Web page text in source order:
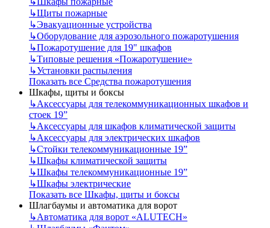
↳Щиты пожарные
↳Эвакуационные устройства
↳Оборудование для аэрозольного пожаротушения
↳Пожаротушение для 19" шкафов
↳Типовые решения «Пожаротушение»
↳Установки распыления
Показать все Средства пожаротушения
Шкафы, щиты и боксы
↳Аксессуары для телекоммуникационных шкафов и
стоек 19”
↳Аксессуары для шкафов климатической защиты
↳Аксессуары для электрических шкафов
↳Стойки телекоммуникационные 19”
↳Шкафы климатической защиты
↳Шкафы телекоммуникационные 19”
↳Шкафы электрические
Показать все Шкафы, щиты и боксы
Шлагбаумы и автоматика для ворот
↳Автоматика для ворот «ALUTECH»